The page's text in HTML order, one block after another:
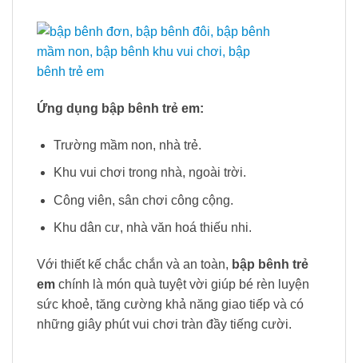
Ứng dụng bập bênh trẻ em:
Trường mầm non, nhà trẻ.
Khu vui chơi trong nhà, ngoài trời.
Công viên, sân chơi công cộng.
Khu dân cư, nhà văn hoá thiếu nhi.
Với thiết kế chắc chắn và an toàn, bập bênh trẻ
em chính là món quà tuyệt vời giúp bé rèn luyện
sức khoẻ, tăng cường khả năng giao tiếp và có
những giây phút vui chơi tràn đầy tiếng cười.